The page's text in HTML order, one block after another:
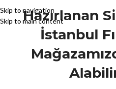
Skip to navigation
Skip to main content
Hazırlanan
İstanbul